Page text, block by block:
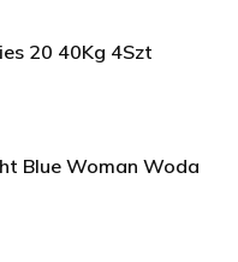
20 40Kg 4Szt
Blue Woman Woda